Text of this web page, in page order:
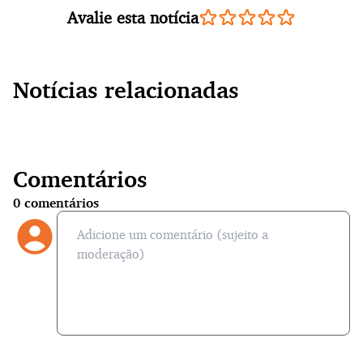
Avalie esta notícia
Notícias relacionadas
Comentários
0 comentários